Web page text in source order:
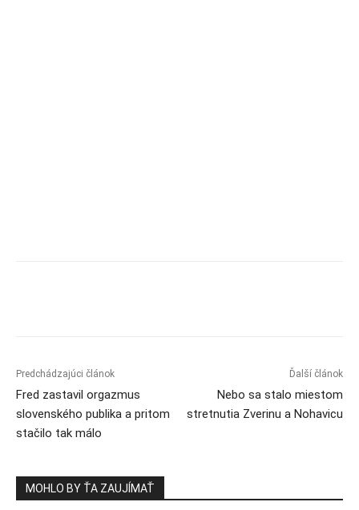
Predchádzajúci článok
Fred zastavil orgazmus
slovenského publika a pritom
stačilo tak málo
Ďalší článok
Nebo sa stalo miestom
stretnutia Zverinu a Nohavicu
MOHLO BY ŤA ZAUJÍMAŤ